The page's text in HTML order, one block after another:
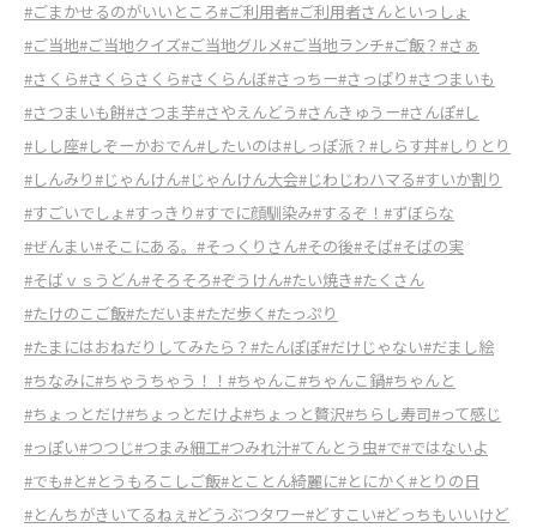
#ごまかせるのがいいところ#ご利用者#ご利用者さんといっしょ
#ご当地#ご当地クイズ#ご当地グルメ#ご当地ランチ#ご飯？ #さぁ
#さくら#さくらさくら#さくらんぼ#さっちー#さっぱり#さつまいも
#さつまいも餅#さつま芋#さやえんどう#さんきゅうー#さんぽ#し
#しし座#しぞーかおでん#したいのは#しっぽ派？ #しらす丼#しりとり
#しんみり#じゃんけん#じゃんけん大会#じわじわハマる#すいか割り
#すごいでしょ#すっきり#すでに顔馴染み#するぞ！ #ずぼらな
#ぜんまい#そこにある。 #そっくりさん#その後#そば#そばの実
#そばｖｓうどん#そろそろ#ぞうけん#たい焼き#たくさん
#たけのこご飯#ただいま#ただ歩く #たっぷり
#たまにはおねだりしてみたら？ #たんぽぽ#だけじゃない#だまし絵
#ちなみに#ちゃうちゃう！！ #ちゃんこ#ちゃんこ鍋#ちゃんと
#ちょっとだけ#ちょっとだけよ#ちょっと贅沢#ちらし寿司#って感じ
#っぽい#つつじ#つまみ細工#つみれ汁#てんとう虫#で#ではないよ
#でも#と#とうもろこしご飯#とことん綺麗に#とにかく #とりの日
#とんちがきいてるねぇ #どうぶつタワー#どすこい#どっちもいいけど